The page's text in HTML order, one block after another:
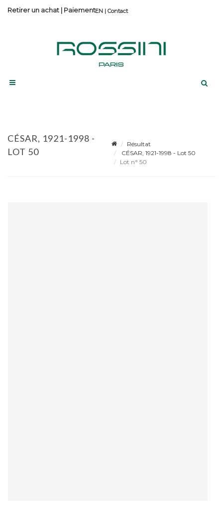
Contact
Retirer un achat | Paiement
CÉSAR, 1921-1998 -
LOT 50
Résultat
CÉSAR, 1921-1998 - Lot 50
Lot n° 50